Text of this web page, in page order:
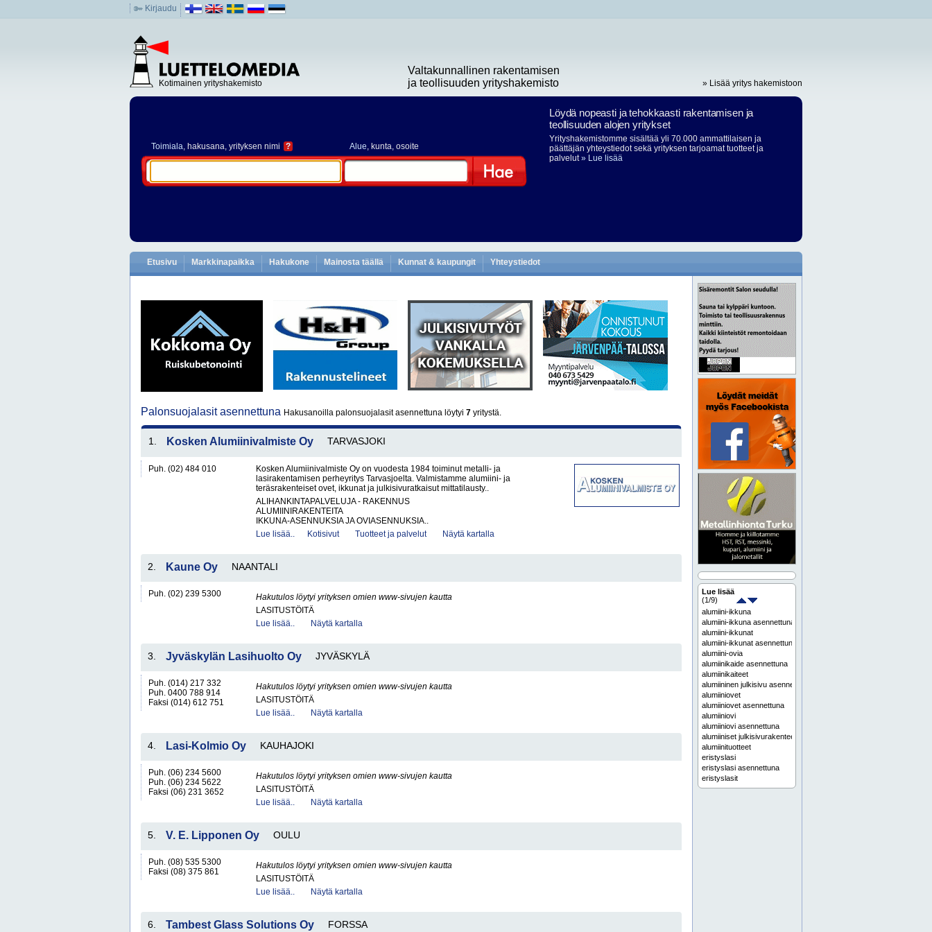
Kirjaudu
Kotimainen yrityshakemisto
Valtakunnallinen rakentamisen
ja teollisuuden yrityshakemisto
» Lisää yritys hakemistoon
Toimiala, hakusana, yrityksen nimi ? Alue, kunta, osoite
Löydä nopeasti ja tehokkaasti rakentamisen ja
teollisuuden alojen yritykset
Yrityshakemistomme sisältää yli 70.000 ammattilaisen ja
päättäjän yhteystiedot sekä yrityksen tarjoamat tuotteet ja
palvelut» Lue lisää
Etusivu Markkinapaikka Hakukone Mainosta täällä Kunnat & kaupungit Yhteystiedot
Palonsuojalasit asennettuna Hakusanoilla palonsuojalasit asennettuna löytyi 7 yritystä.
1. Kosken Alumiinivalmiste Oy TARVASJOKI
Puh. (02) 484 010
Kosken Alumiinivalmiste Oy on vuodesta 1984 toiminut metalli- ja
lasirakentamisen perheyritys Tarvasjoelta. Valmistamme alumiini- ja
teräsrakenteiset ovet, ikkunat ja julkisivuratkaisut mittatilausty..
ALIHANKINTAPALVELUJA - RAKENNUS
ALUMIINIRAKENTEITA
IKKUNA-ASENNUKSIA JA OVIASENNUKSIA..
Lue lisää..
Kotisivut Tuotteet ja palvelut Näytä kartalla
2. Kaune Oy NAANTALI
Puh. (02) 239 5300
Hakutulos löytyi yrityksen omien www-sivujen kautta
LASITUSTÖITÄ
Lue lisää..
Näytä kartalla
3. Jyväskylän Lasihuolto Oy JYVÄSKYLÄ
Puh. (014) 217 332
Puh. 0400 788 914
Faksi (014) 612 751
Hakutulos löytyi yrityksen omien www-sivujen kautta
LASITUSTÖITÄ
Lue lisää..
Näytä kartalla
4. Lasi-Kolmio Oy KAUHAJOKI
Puh. (06) 234 5600
Puh. (06) 234 5622
Faksi (06) 231 3652
Hakutulos löytyi yrityksen omien www-sivujen kautta
LASITUSTÖITÄ
Lue lisää..
Näytä kartalla
5. V. E. Lipponen Oy OULU
Puh. (08) 535 5300
Faksi (08) 375 861
Hakutulos löytyi yrityksen omien www-sivujen kautta
LASITUSTÖITÄ
Lue lisää..
Näytä kartalla
6. Tambest Glass Solutions Oy FORSSA
Lue lisää
(1/9)
alumiini-ikkuna
alumiini-ikkuna asennettuna
alumiini-ikkunat
alumiini-ikkunat asennettuna
alumiini-ovia
alumiinikaide asennettuna
alumiinikaiteet
alumiininen julkisivu asennettuna
alumiiniovet
alumiiniovet asennettuna
alumiiniovi
alumiiniovi asennettuna
alumiiniset julkisivurakenteet
alumiinituotteet
eristyslasi
eristyslasi asennettuna
eristyslasit
eristyslasit asennettuna